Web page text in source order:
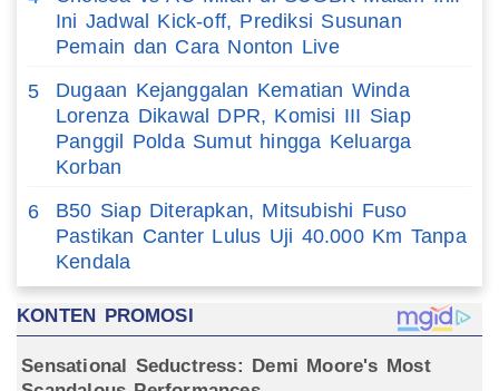
Ini Jadwal Kick-off, Prediksi Susunan
Pemain dan Cara Nonton Live
5
Dugaan Kejanggalan Kematian Winda
Lorenza Dikawal DPR, Komisi III Siap
Panggil Polda Sumut hingga Keluarga
Korban
6
B50 Siap Diterapkan, Mitsubishi Fuso
Pastikan Canter Lulus Uji 40.000 Km Tanpa
Kendala